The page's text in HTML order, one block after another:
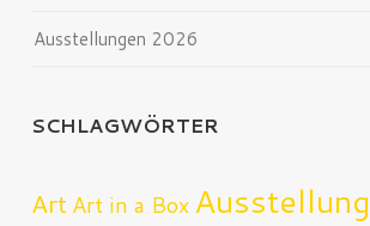
Ausstellungen 2026
SCHLAGWÖRTER
ArtArt in a BoxAusstellung